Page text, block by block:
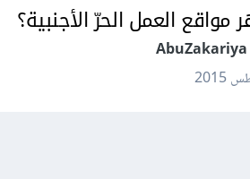
العمل الحرّ الأجنبية؟